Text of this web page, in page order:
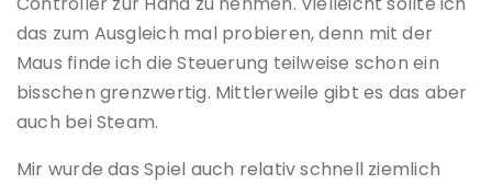
das zum Ausgleich mal probieren, denn mit der
Maus finde ich die Steuerung teilweise schon ein
bisschen grenzwertig. Mittlerweile gibt es das aber
auch bei Steam.
Mir wurde das Spiel auch relativ schnell ziemlich